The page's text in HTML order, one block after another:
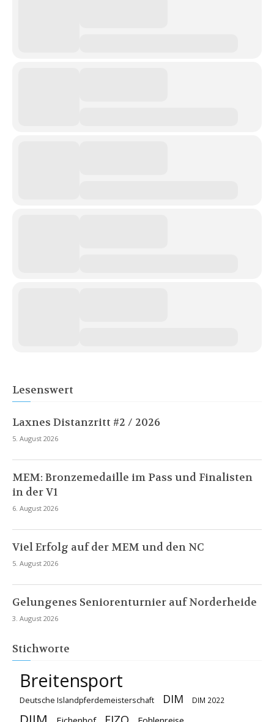
Lesenswert
Laxnes Distanzritt #2 / 2026
5. August 2026
MEM: Bronzemedaille im Pass und Finalisten
in der V1
6. August 2026
Viel Erfolg auf der MEM und den NC
5. August 2026
Gelungenes Seniorenturnier auf Norderheide
3. August 2026
Stichworte
Breitensport
Deutsche Islandpferdemeisterschaft DIM DIM 2022